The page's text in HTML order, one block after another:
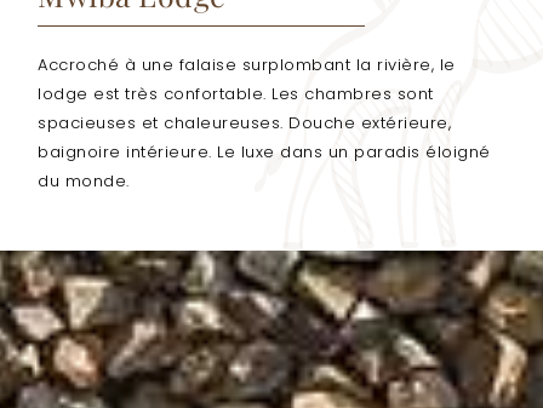
Accroché à une falaise surplombant la rivière, le
lodge est très confortable. Les chambres sont
spacieuses et chaleureuses. Douche extérieure,
baignoire intérieure. Le luxe dans un paradis éloigné
du monde.